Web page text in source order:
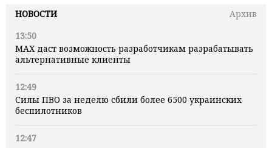
НОВОСТИ
Архив
13:50
MAX даст возможность разработчикам разрабатывать
альтернативные клиенты
12:49
Силы ПВО за неделю сбили более 6500 украинских
беспилотников
12:47